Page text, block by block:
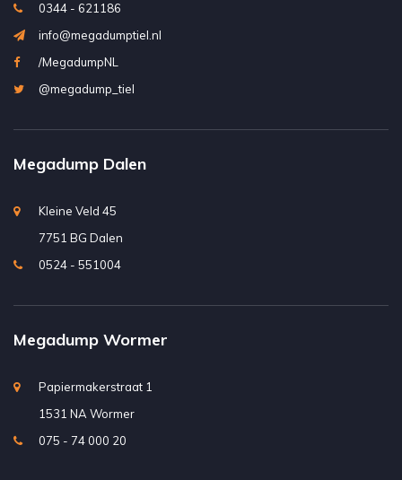
0344 - 621186
info@megadumptiel.nl
/MegadumpNL
@megadump_tiel
Megadump Dalen
Kleine Veld 45
7751 BG Dalen
0524 - 551004
Megadump Wormer
Papiermakerstraat 1
1531 NA Wormer
075 - 74 000 20